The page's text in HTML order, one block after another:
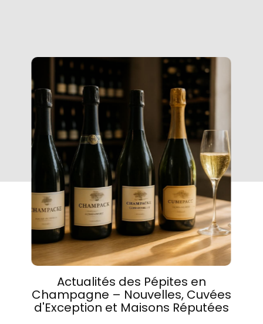
Actualités des Pépites en
Champagne – Nouvelles, Cuvées
d'Exception et Maisons Réputées